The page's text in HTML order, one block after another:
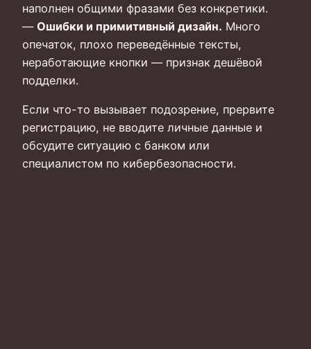
наполнен общими фразами без конкретики.
— Ошибки и примитивный дизайн. Много
опечаток, плохо переведённые тексты,
неработающие кнопки — признак дешёвой
подделки.
Если что-то вызывает подозрение, прервите
регистрацию, не вводите личные данные и
обсудите ситуацию с банком или
специалистом по кибербезопасности.